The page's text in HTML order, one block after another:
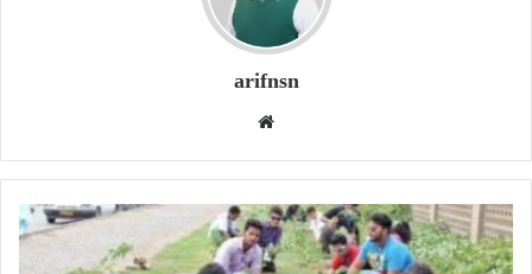
arifnsn
b
s
i
t